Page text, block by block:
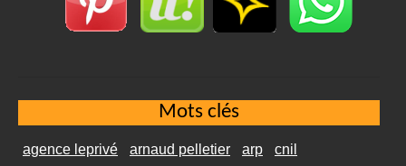
Mots clés
agence leprivé arnaud pelletier arp
cnil